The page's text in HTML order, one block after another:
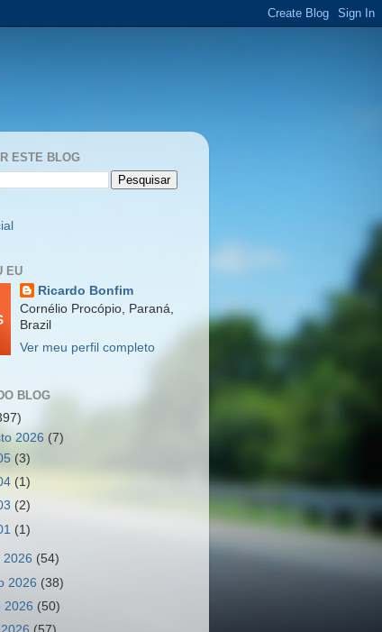
ESTE BLOG
EU
Ricardo Bonfim
Cornélio Procópio, Paraná,
Brazil
Ver meu perfil completo
BLOG
2026 (7)
(3)
(1)
(2)
(1)
2026 (54)
2026 (38)
2026 (50)